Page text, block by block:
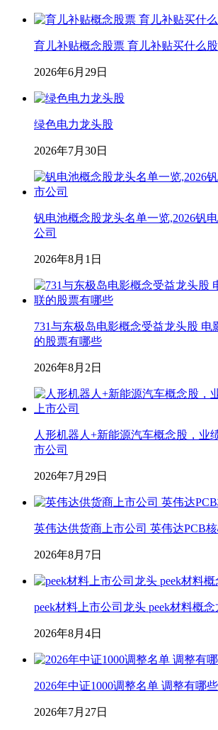
育儿补贴概念股票 育儿补贴买什么
2026年6月29日
绿色电力龙头股
2026年7月30日
钒电池概念股龙头名单一览,2026钒
公司
2026年8月1日
731与东极岛电影概念受益龙头股 电
的股票有哪些
2026年8月2日
人形机器人+新能源汽车概念股，业
市公司
2026年7月29日
英伟达供货商上市公司 英伟达PCB
2026年8月7日
peek材料上市公司龙头 peek材料概
2026年8月4日
2026年中证1000调整名单 调整有哪
2026年7月27日